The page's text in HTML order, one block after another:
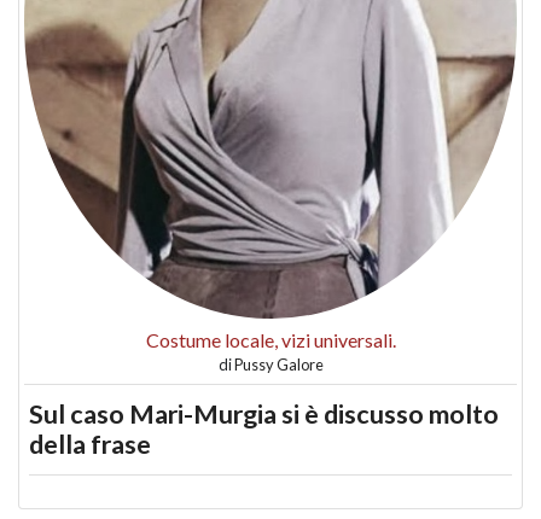
Costume locale, vizi universali.
diPussy Galore
Sul caso Mari-Murgia si è discusso molto
della frase